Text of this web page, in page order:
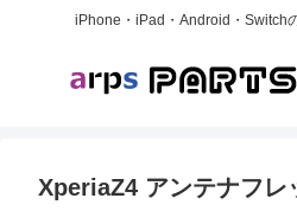
iPhone・iPad・Android・Switch
XperiaZ4 アンテナフレ